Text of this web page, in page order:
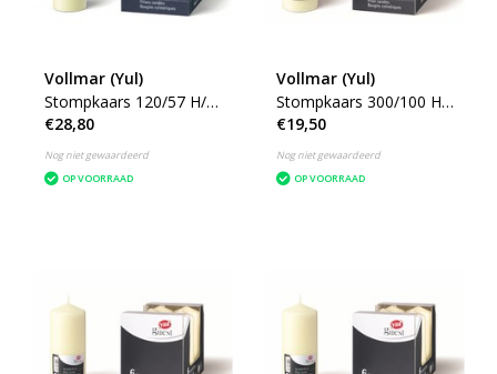
Vollmar (Yul)
Stompkaars 120/57 H/
Ø, Champagne, 24 stuks
€28,80
Nog niet gewaardeerd
OP VOORRAAD
Vollmar (Yul)
Stompkaars 300/100 H/
Ø, 2 stuks
€19,50
Nog niet gewaardeerd
OP VOORRAAD